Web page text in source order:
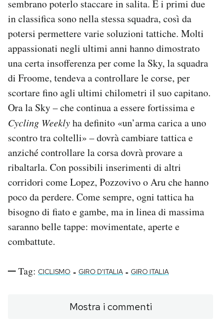
sembrano poterlo staccare in salita. E i primi due
in classifica sono nella stessa squadra, così da
potersi permettere varie soluzioni tattiche. Molti
appassionati negli ultimi anni hanno dimostrato
una certa insofferenza per come la Sky, la squadra
di Froome, tendeva a controllare le corse, per
scortare fino agli ultimi chilometri il suo capitano.
Ora la Sky – che continua a essere fortissima e
Cycling Weeklyha definito «un’arma carica a uno
scontro tra coltelli» – dovrà cambiare tattica e
anziché controllare la corsa dovrà provare a
ribaltarla. Con possibili inserimenti di altri
corridori come Lopez, Pozzovivo o Aru che hanno
poco da perdere. Come sempre, ogni tattica ha
bisogno di fiato e gambe, ma in linea di massima
saranno belle tappe: movimentate, aperte e
combattute.
Tag: CICLISMO - GIRO D'ITALIA - GIRO ITALIA
Mostra i commenti